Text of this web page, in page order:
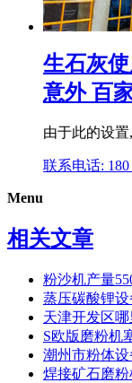
生石灰
意外 百
由于此的设置
联系电话: 180
Menu
相关文章
粉沙机产量
蒸压碳酸锂设
天津开发区
S欧版磨粉机
潮州市粉体
焊接矿石磨